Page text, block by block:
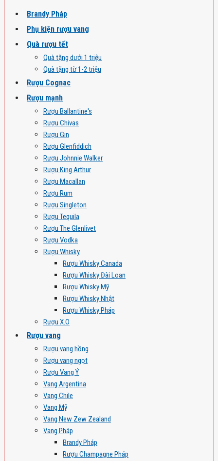
Brandy Pháp
Phụ kiện rượu vang
Quà rượu tết
Quà tặng dưới 1 triệu
Quà tặng từ 1-2 triệu
Rượu Cognac
Rượu mạnh
Rượu Ballantine's
Rượu Chivas
Rượu Gin
Rượu Glenfiddich
Rượu Johnnie Walker
Rượu King Arthur
Rượu Macallan
Rượu Rum
Rượu Singleton
Rượu Tequila
Rượu The Glenlivet
Rượu Vodka
Rượu Whisky
Rượu Whisky Canada
Rượu Whisky Đài Loan
Rượu Whisky Mỹ
Rượu Whisky Nhật
Rượu Whisky Pháp
Rượu X.O
Rượu vang
Rượu vang hồng
Rượu vang ngọt
Rượu Vang Ý
Vang Argentina
Vang Chile
Vang Mỹ
Vang New Zew Zealand
Vang Pháp
Brandy Pháp
Rượu Champagne Pháp